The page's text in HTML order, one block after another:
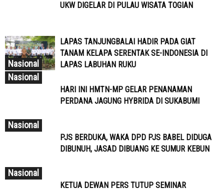
UKW DIGELAR DI PULAU WISATA TOGIAN
Nasional
LAPAS TANJUNGBALAI HADIR PADA GIAT
TANAM KELAPA SERENTAK SE-INDONESIA DI
LAPAS LABUHAN RUKU
Nasional
HARI INI HMTN-MP GELAR PENANAMAN
PERDANA JAGUNG HYBRIDA DI SUKABUMI
Nasional
PJS BERDUKA, WAKA DPD PJS BABEL DIDUGA
DIBUNUH, JASAD DIBUANG KE SUMUR KEBUN
Nasional
KETUA DEWAN PERS TUTUP SEMINAR